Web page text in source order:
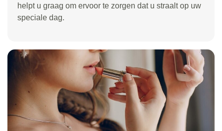
helpt u graag om ervoor te zorgen dat u straalt op uw
speciale dag.